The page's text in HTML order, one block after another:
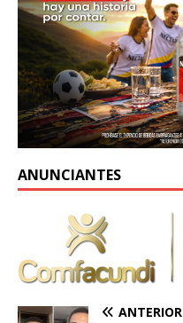
ANUNCIANTES
ANTERIOR